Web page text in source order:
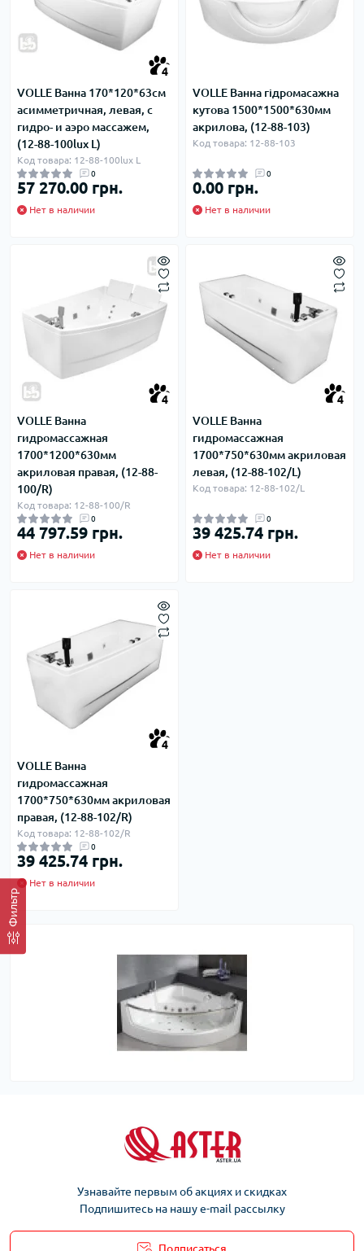
Фильтр
4
VOLLE Ванна 170*120*63см
асимметричная, левая, с
гидро- и аэро массажем,
(12-88-100lux L)
Код товара: 12-88-100lux L
0
57 270.00 грн.
Нет в наличии
VOLLE Ванна гідромасажна
кутова 1500*1500*630мм
акрилова, (12-88-103)
Код товара: 12-88-103
0
0.00 грн.
Нет в наличии
4
VOLLE Ванна
гидромассажная
1700*1200*630мм
акриловая правая, (12-88-
100/R)
Код товара: 12-88-100/R
0
44 797.59 грн.
Нет в наличии
4
VOLLE Ванна
гидромассажная
1700*750*630мм акриловая
левая, (12-88-102/L)
Код товара: 12-88-102/L
0
39 425.74 грн.
Нет в наличии
4
VOLLE Ванна
гидромассажная
1700*750*630мм акриловая
правая, (12-88-102/R)
Код товара: 12-88-102/R
0
39 425.74 грн.
Нет в наличии
Узнавайте первым об акциях и скидках
Подпишитесь на нашу e-mail рассылку